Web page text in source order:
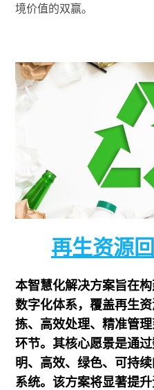
境价值的双赢。
再生资源
本智慧化解决方案旨在
数字化体系，覆盖再生
拣、高效处理、精准管
环节。其核心愿景是通
明、高效、绿色、可持
系统。该方案将显著提